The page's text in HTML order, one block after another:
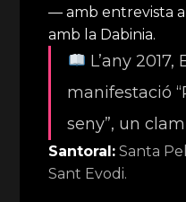
— amb entrevista a
amb la Dabinia.
L’any
manifestació
seny”, un
Santoral: Santa
Sant Evodi.